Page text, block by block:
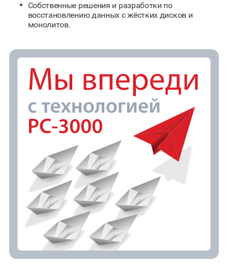
Собственные решения и разработки по
восстановлению данных с жёстких дисков и
монолитов.